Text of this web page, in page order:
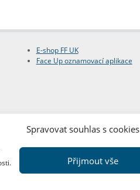
Spravovat souhlas s cookies
Přijmout vše
E-shop FF UK
Face Up oznamovací aplikace